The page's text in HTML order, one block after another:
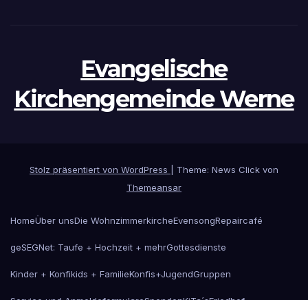
Evangelische
Kirchengemeinde Werne
Stolz präsentiert von WordPress
Theme: News Click von
Themeansar
HomeÜber unsDie WohnzimmerkircheEvensongRepaircafé
geSEGNet: Taufe + Hochzeit + mehrGottesdienste
Kinder + Konfikids + FamilieKonfis+JugendGruppen